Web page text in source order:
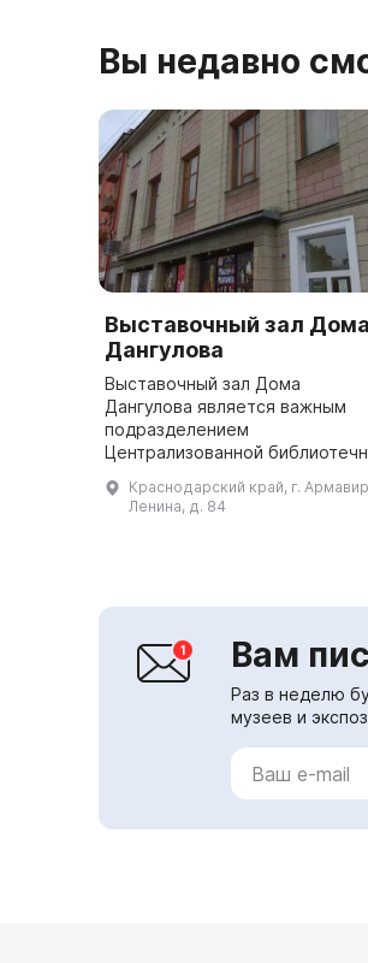
Вы недавно
Выставочный зал Дома
Дангулова
Выставочный зал Дома
Дангулова является важным
подразделением
Централизованной
открыт в честь 105-летия
писателя, мецената и
Краснодарский край, г.
Ленина, д. 84
Вам
Раз в неделю
музеев и